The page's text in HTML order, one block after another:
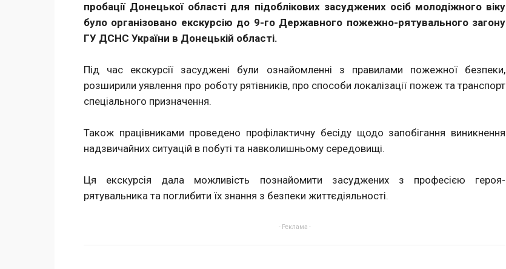
пробації Донецької області для підоблікових засуджених осіб молодіжного віку
було організовано екскурсію до 9-го Державного пожежно-рятувального загону
ГУ ДСНС України в Донецькій області.
Під час екскурсії засуджені були ознайомленні з правилами пожежної безпеки,
розширили уявлення про роботу рятівників, про способи локалізації пожеж та транспорт
спеціального призначення.
Також працівниками проведено профілактичну бесіду щодо запобігання виникнення
надзвичайних ситуацій в побуті та навколишньому середовищі.
Ця екскурсія дала можливість познайомити засуджених з професією героя-
рятувальника та поглибити їх знання з безпеки життєдіяльності.
- Реклама -